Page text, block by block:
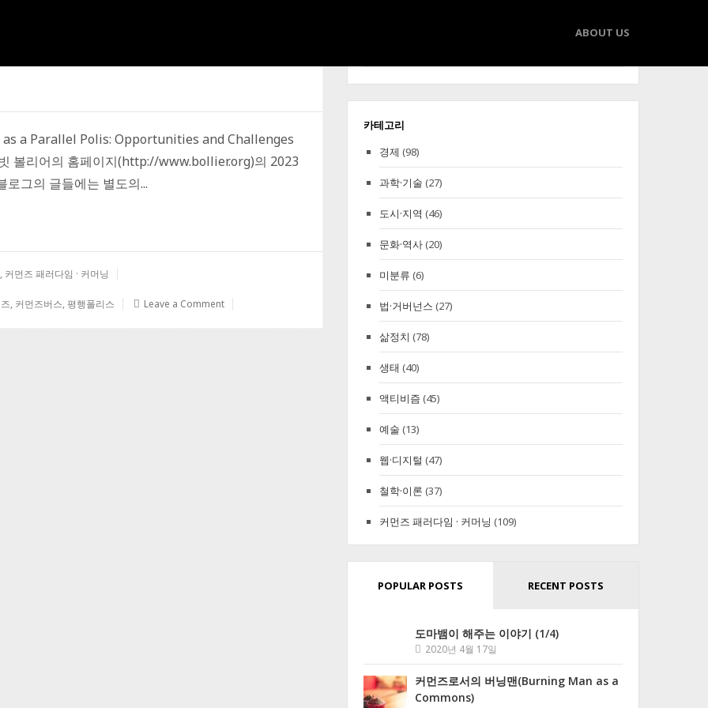
ABOUT US
a Parallel Polis: Opportunities and Challenges
볼리어의 홈페이지(http://www.bollier.org)의 2023
로그의 글들에는 별도의...
, 커먼즈 패러다임 · 커머닝
, 커먼즈버스,평행폴리스 Leave a Comment
카테고리
경제 (98)
과학·기술 (27)
도시·지역 (46)
문화·역사(20)
미분류 (6)
법·거버넌스 (27)
삶정치 (78)
생태 (40)
액티비즘 (45)
예술 (13)
웹·디지털 (47)
철학·이론 (37)
커먼즈 패러다임 · 커머닝 (109)
POPULAR POSTS RECENT POSTS
도마뱀이 해주는 이야기 (1/4)
2020년 4월 17일
커먼즈로서의 버닝맨(Burning Man as a
Commons)